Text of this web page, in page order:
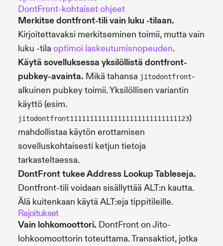
DontFront-kohtaiset ohjeet
Merkitse dontfront-tili vain luku -tilaan.
Kirjoitettavaksi merkitseminen toimii, mutta vain
luku -tila optimoi laskeutumisnopeuden.
Käytä sovelluksessa yksilöllistä dontfront-
pubkey-avainta. Mikä tahansa jitodontfront-
alkuinen pubkey toimii. Yksilöllisen variantin
käyttö (esim.
jitodontfront111111111111111111111111111123)
mahdollistaa käytön erottamisen
sovelluskohtaisesti ketjun tietoja
tarkasteltaessa.
DontFront tukee Address Lookup Tableseja.
Dontfront-tili voidaan sisällyttää ALT:n kautta.
Älä kuitenkaan käytä ALT:eja tippitileille.
Rajoitukset
Vain lohkomoottori. DontFront on Jito-
lohkoomoottorin toteuttama. Transaktiot, jotka